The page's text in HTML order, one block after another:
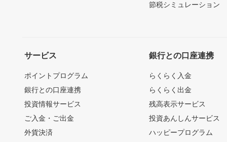
節税シミュレーション
サービス
ポイントプログラム
銀行との口座連携
投資情報サービス
ご入金・ご出金
外貨決済
銀行との口座連携
らくらく入金
らくらく出金
残高表示サービス
投資あんしんサービス
ハッピープログラム